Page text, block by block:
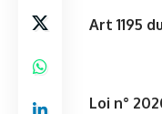
Art 1195
Loi n°